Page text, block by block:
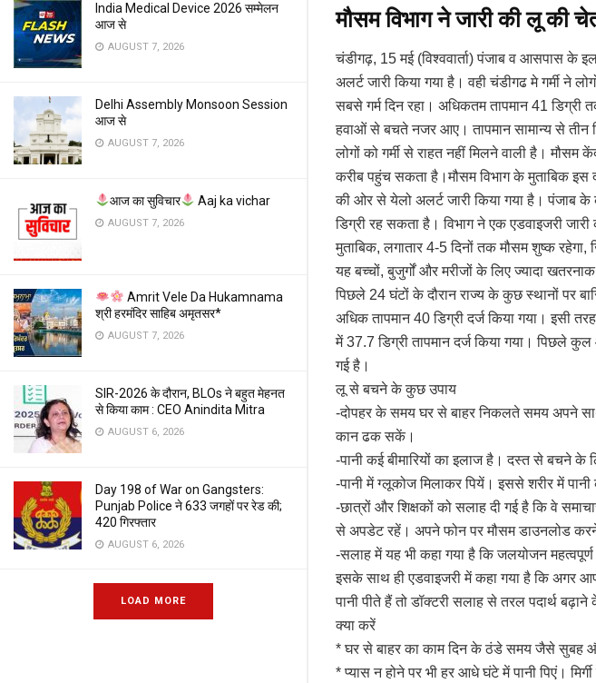
India Medical Device 2026 सम्मेलन
आज से
AUGUST 7, 2026
Delhi Assembly Monsoon Session
आज से
AUGUST 7, 2026
आज का सुविचार Aaj ka vichar
AUGUST 7, 2026
Amrit Vele Da Hukamnama
श्री हरमंदिर साहिब अमृतसर*
AUGUST 7, 2026
SIR-2026 के दौरान, BLOs ने बहुत मेहनत
से किया काम : CEO Anindita Mitra
AUGUST 6, 2026
Day 198 of War on Gangsters:
Punjab Police ने 633 जगहों पर रेड की;
420 गिरफ्तार
AUGUST 6, 2026
LOAD MORE
मौसम विभाग ने जारी की लू की
चंडीगढ़, 15 मई (विश्ववार्ता) पंजाब व आसपास के
अलर्ट जारी किया गया है। वही चंडीगढ मे गर्मी ने
सबसे गर्म दिन रहा। अधिकतम तापमान 41
हवाओं से बचते नजर आए। तापमान सामान्य से तीन
लोगों को गर्मी से राहत नहीं मिलने वाली है। मौसम
करीब पहुंच सकता है।मौसम विभाग के मुताबिक इस
की ओर से येलो अलर्ट जारी किया गया है। पंजाब
डिग्री रह सकता है। विभाग ने एक एडवाइजरी
मुताबिक, लगातार 4-5 दिनों तक मौसम शुष्क रहेगा,
यह बच्चों, बुजुर्गों और मरीजों के लिए ज्यादा
पिछले 24 घंटों के दौरान राज्य के कुछ स्थानों पर
अधिक तापमान 40 डिग्री दर्ज किया गया। इसी
में 37.7 डिग्री तापमान दर्ज किया गया। पिछले
गई है।
लू से बचने के कुछ उपाय
-दोपहर के समय घर से बाहर निकलते समय अपने
कान ढक सकें।
-पानी कई बीमारियों का इलाज है। दस्त से बचने के
-पानी में ग्लूकोज मिलाकर पियें। इससे शरीर में पानी
-छात्रों और शिक्षकों को सलाह दी गई है कि वे
से अपडेट रहें। अपने फोन पर मौसम डाउनलोड करने
-सलाह में यह भी कहा गया है कि जलयोजन
इसके साथ ही एडवाइजरी में कहा गया है कि अगर
पानी पीते हैं तो डॉक्टरी सलाह से तरल पदार्थ
क्या करें
* घर से बाहर का काम दिन के ठंडे समय जैसे सुबह और
* प्यास न होने पर भी हर आधे घंटे में पानी पिएं।